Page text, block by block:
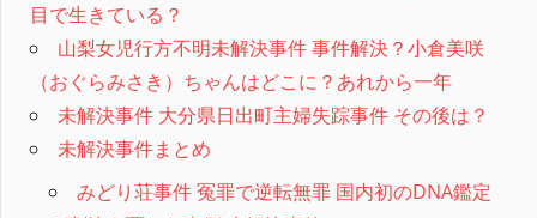
目で生きている？
山梨女児行方不明未解決事件 事件解決？小倉美咲
（おぐらみさき）ちゃんはどこに？あれから一年
未解決事件 大分県日出町主婦失踪事件 その後は？
未解決事件まとめ
みどり荘事件 冤罪で逆転無罪 国内初のDNA鑑定